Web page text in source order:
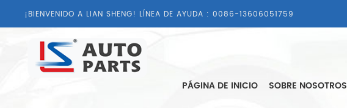
¡BIENVENIDO A LIAN SHENG! LÍNEA DE AYUDA : 0086-13606051759
PÁGINA DE INICIO SOBRE NOSOTROS